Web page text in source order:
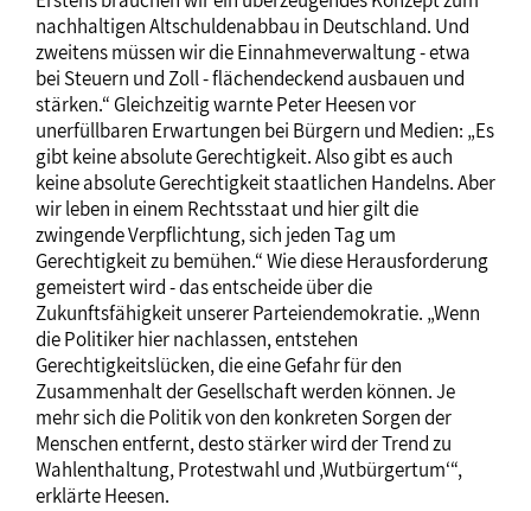
nachhaltigen Altschuldenabbau in Deutschland. Und
zweitens müssen wir die Einnahmeverwaltung - etwa
bei Steuern und Zoll - flächendeckend ausbauen und
stärken.“ Gleichzeitig warnte Peter Heesen vor
unerfüllbaren Erwartungen bei Bürgern und Medien: „Es
gibt keine absolute Gerechtigkeit. Also gibt es auch
keine absolute Gerechtigkeit staatlichen Handelns. Aber
wir leben in einem Rechtsstaat und hier gilt die
zwingende Verpflichtung, sich jeden Tag um
Gerechtigkeit zu bemühen.“ Wie diese Herausforderung
gemeistert wird - das entscheide über die
Zukunftsfähigkeit unserer Parteiendemokratie. „Wenn
die Politiker hier nachlassen, entstehen
Gerechtigkeitslücken, die eine Gefahr für den
Zusammenhalt der Gesellschaft werden können. Je
mehr sich die Politik von den konkreten Sorgen der
Menschen entfernt, desto stärker wird der Trend zu
Wahlenthaltung, Protestwahl und ‚Wutbürgertum‘“,
erklärte Heesen.